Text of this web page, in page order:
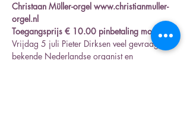
Christaan Müller-orgel www.christianmuller-
orgel.nl
Toegangsprijs € 10.00 pinbetaling mogelijk
Vrijdag 5 juli Pieter Dirksen veel gevraagd
bekende Nederlandse organist en